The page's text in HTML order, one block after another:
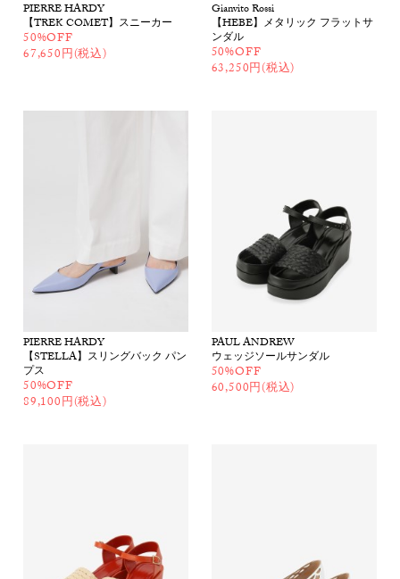
PIERRE HARDY
【TREK COMET】スニーカー
50%OFF
67,650円(税込)
Gianvito Rossi
【HEBE】メタリック フラットサ
ンダル
50%OFF
63,250円(税込)
PIERRE HARDY
【STELLA】スリングバック パン
プス
50%OFF
89,100円(税込)
PAUL ANDREW
ウェッジソールサンダル
50%OFF
60,500円(税込)